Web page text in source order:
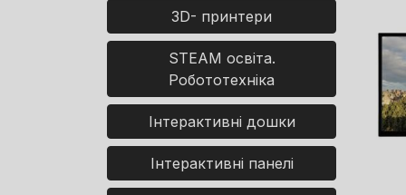
3D- принтери
STEAM освіта.
Робототехніка
Інтерактивні дошки
Інтерактивні панелі